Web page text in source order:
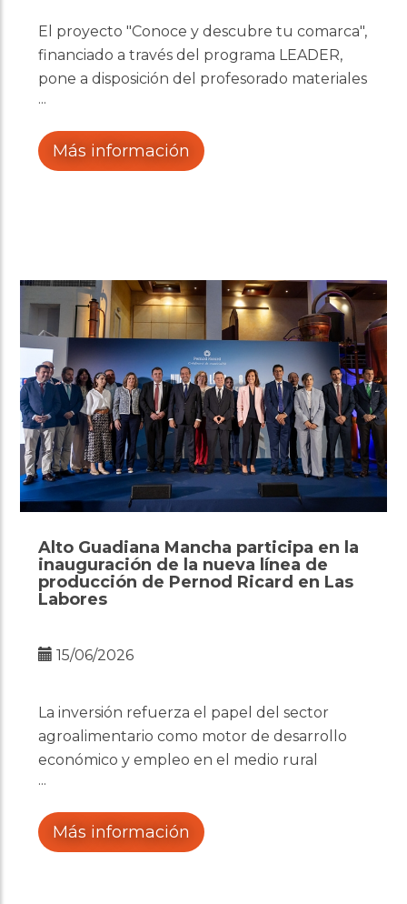
El proyecto "Conoce y descubre tu comarca",
financiado a través del programa LEADER,
pone a disposición del profesorado materiales
educativos adaptados a la realidad de los
Más información
Alto Guadiana Mancha participa en la
inauguración de la nueva línea de
producción de Pernod Ricard en Las
Labores
15/06/2026
La inversión refuerza el papel del sector
agroalimentario como motor de desarrollo
económico y empleo en el medio rural
Más información